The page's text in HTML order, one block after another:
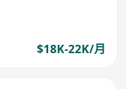
$18K-22K/月